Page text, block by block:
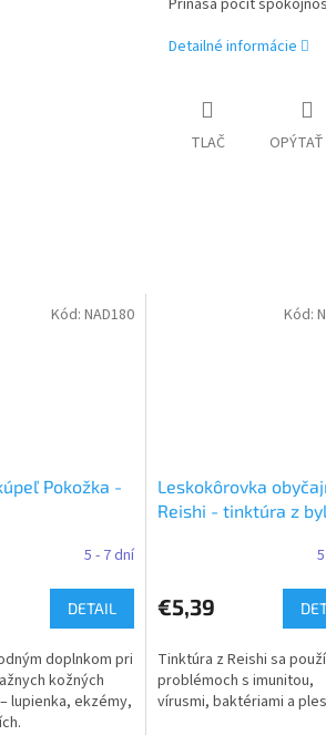
Prináša pocit
Detailné informácie
TLAČ
Pokožka -
5 - 7 dní
DETAIL
doplnkom pri
kožných
lupienka, ekzémy,
Kód: NAD180
Leskokôrovka
Reishi - tinktúra z
€5,39
Tinktúra z Reishi sa
problémoch s imunitou,
vírusmi, baktériami a
Kód: